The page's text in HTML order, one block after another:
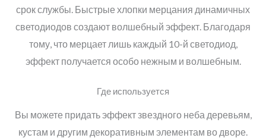
срок службы. Быстрые хлопки мерцания динамичных
светодиодов создают волшебный эффект. Благодаря
тому, что мерцает лишь каждый 10-й светодиод,
эффект получается особо нежным и волшебным.
Где используется
Вы можете придать эффект звездного неба деревьям,
кустам и другим декоративным элементам во дворе.